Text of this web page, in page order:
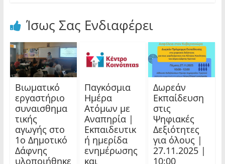
Ίσως Σας Ενδιαφέρει
Βιωματικό
εργαστήριο
συναισθημα
τικής
αγωγής στο
1ο Δημοτικό
Δάφνης
υλοποιήθηκε
Παγκόσμια
Ημέρα
Ατόμων με
Αναπηρία |
Εκπαιδευτικ
ή ημερίδα
ενημέρωσης
και
Δωρεάν
Εκπαίδευση
στις
Ψηφιακές
Δεξιότητες
για όλους |
27.11.2025 |
10:00